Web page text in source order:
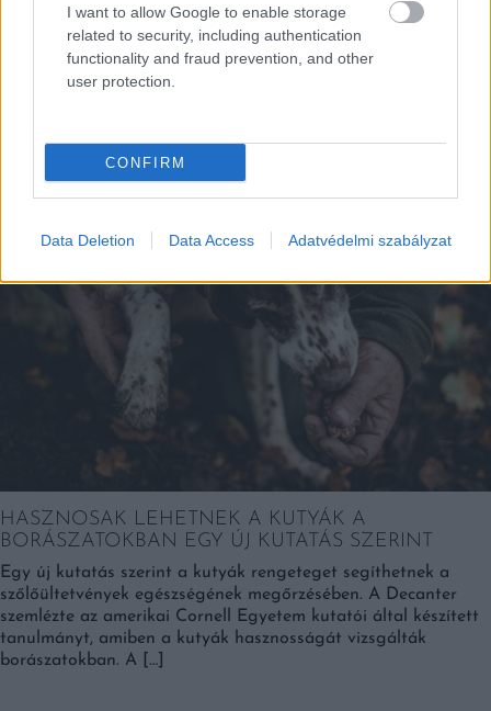
I want to allow Google to enable storage
related to security, including authentication
functionality and fraud prevention, and other
user protection.
CONFIRM
Data Deletion Data Access Adatvédelmi szabályzat
EZEK IS ÉRDEKELHETNEK
HASZNOSAK LEHETNEK A KUTYÁK A
BORÁSZATOKBAN EGY ÚJ KUTATÁS SZERINT
Egy új kutatás szerint a kutyák rengeteget segíthetnek a
szőlőültetvények egészségének megőrzésében. A Decanter
szemlézte az amerikai Cornell Egyetem kutatói által készített
tanulmányt, amiben a kutyák hasznosságát vizsgálták
borászatokban. A […]